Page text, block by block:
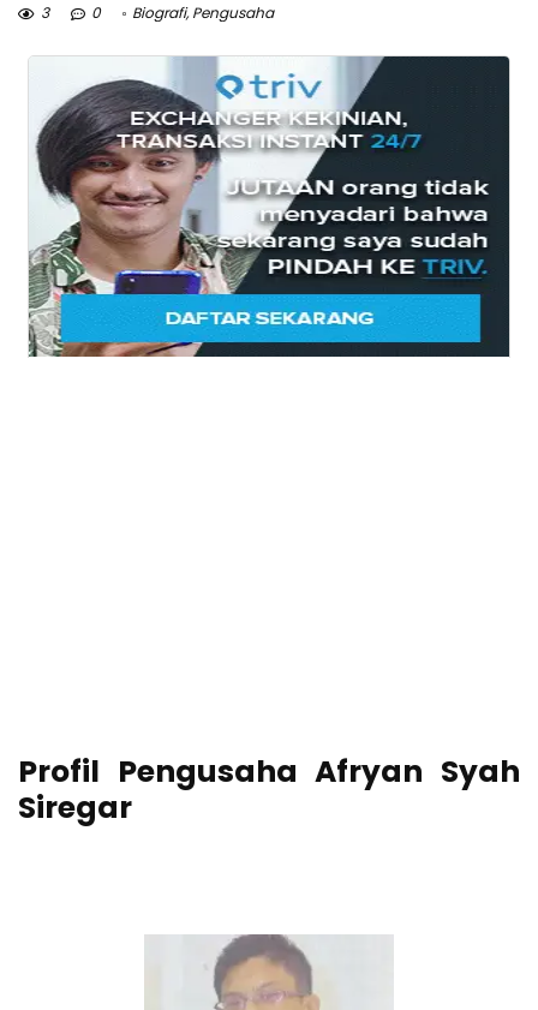
3 0 Biografi,Pengusaha
Profil Pengusaha Afryan Syah
Siregar